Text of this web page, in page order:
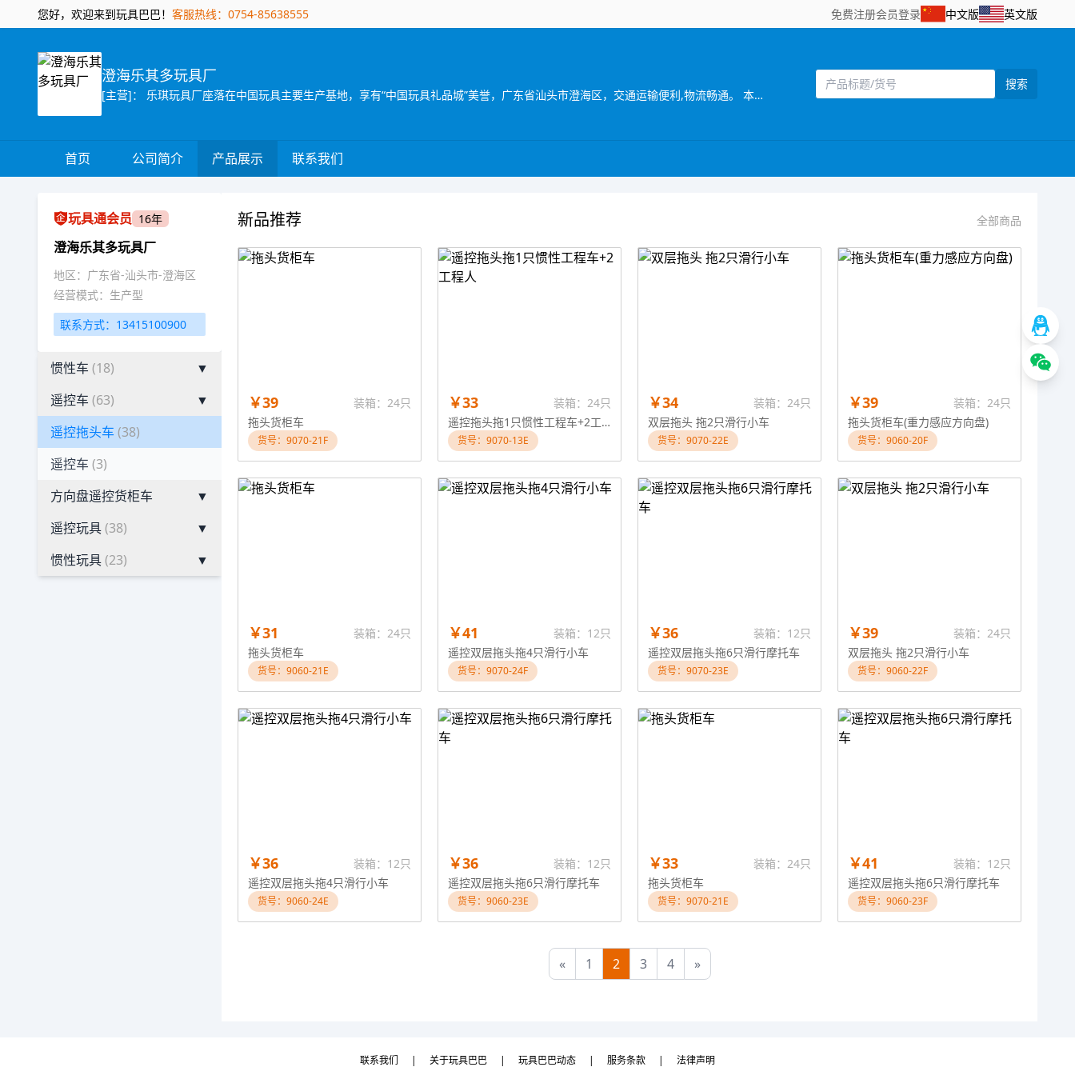
您好，欢迎来到玩具巴巴！ 客服热线：0754-85638555 免费注册会员登录 中文版 英文版
澄海乐其多玩具厂
[主营]： 乐琪玩具厂座落在中国玩具主要生产基地，享有“中国玩具礼品城”美誉，广东省汕头市澄海区，交通运输便利,物流畅通。 本厂生产玩具多年，是一家设计开发，生产制造，销售服务于一体的玩具厂家，专业生产惯性、遥控拖头车，货柜车，工程车系列玩具，产品以设计独特、新奇、美观、实用、品质优良、价格合理，而赢得海内外客户的青睐。产品外观环保，已通过EN71、ASTM、HR4040、7P、60825、62115认证，产品远销欧美、南美、中东、东南亚等几十个国家和地区。 本厂一贯以“质量为主、开拓创新”为经营宗旨，热诚欢迎国内外客户光临，携手共谋发展！
搜索
首页 公司简介 产品展示 联系我们
玩具通会员 16年
澄海乐其多玩具厂
地区：广东省-汕头市-澄海区
经营模式：生产型
联系方式：13415100900
惯性车 (18)
▼
遥控车 (63)
▼
遥控拖头车 (38)
遥控车 (3)
方向盘遥控货柜车
▼
遥控玩具(38)
▼
惯性玩具(23) ▼
新品推荐 全部商品
￥39
装箱：24只
拖头货柜车
货号：9070-21F
￥33
装箱：24只
遥控拖头拖1只惯性工程车+2工程人
货号：9070-13E
￥34
装箱：24只
双层拖头 拖2只滑行小车
货号：9070-22E
￥39
装箱：24只
拖头货柜车(重力感应方向盘)
货号：9060-20F
￥31
装箱：24只
拖头货柜车
货号：9060-21E
￥41
装箱：12只
遥控双层拖头拖4只滑行小车
货号：9070-24F
￥36
装箱：12只
遥控双层拖头拖6只滑行摩托车
货号：9070-23E
￥39
装箱：24只
双层拖头 拖2只滑行小车
货号：9060-22F
￥36
装箱：12只
遥控双层拖头拖4只滑行小车
货号：9060-24E
￥36
装箱：12只
遥控双层拖头拖6只滑行摩托车
货号：9060-23E
￥33
装箱：24只
拖头货柜车
货号：9070-21E
￥41
装箱：12只
遥控双层拖头拖6只滑行摩托车
货号：9060-23F
« 1 2 3 4 »
联系我们 | 关于玩具巴巴 | 玩具巴巴动态 | 服务条款 |
法律声明